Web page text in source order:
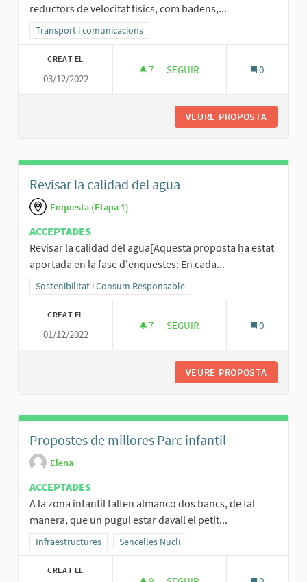
reductors de velocitat físics, com badens,...
Resultats al filtrar per la categoria: Transport i comunicacions
Transport i comunicacions
CREAT EL
03/12/2022
7 7 SEGUIDORES
SEGUIR 0
VEURE PROPOSTA
Revisar la calidad del agua
Enquesta (Etapa 1)
ACCEPTADES
Revisar la calidad del agua[Aquesta proposta ha estat
aportada en la fase d'enquestes: En cada...
Resultats al filtrar per la categoria: Sostenibilitat i Consum
Sostenibilitat i Consum Responsable
CREAT EL
01/12/2022
7 7 SEGUIDORES
SEGUIR 0
VEURE PROPOSTA
Propostes de millores Parc infantil
Elena
ACCEPTADES
A la zona infantil falten almanco dos bancs, de tal
manera, que un pugui estar davall el petit...
Resultats al filtrar per la categoria: Infraestructures
Infraestructures Resultats al filtrar per l'àmbit: Sencelles Nucli
Sencelles Nucli
CREAT EL